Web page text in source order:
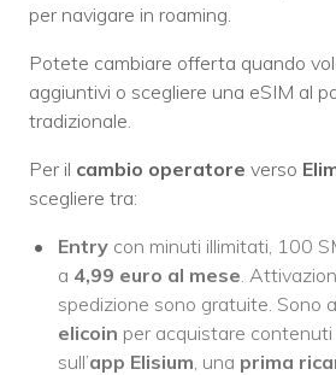
per navigare in roaming.
Potete cambiare offerta quando
aggiuntivi o scegliere una eSIM al
tradizionale.
Per il cambio operatore verso
scegliere tra:
Entry con minuti illimitati, 100
a 4,99 euro al mese .
spedizione sono gratuite. Sono
elicoin per acquistare
sull’app Elisium , una prima